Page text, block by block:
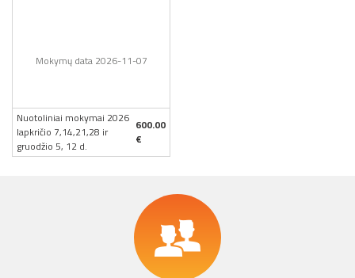
Mokymų data 2026-11-07
Nuotoliniai mokymai 2026
lapkričio 7,14,21,28 ir
gruodžio 5, 12 d.
600.00
€